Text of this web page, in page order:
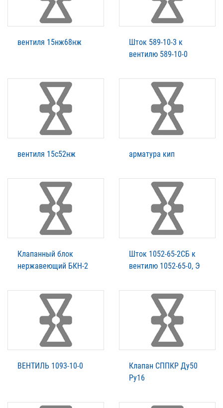
вентиля 15нж68нж
Шток 589-10-3 к
вентилю 589-10-0
вентиля 15с52нж арматура кип
Клапанный блок
нержавеющий БКН-2
Шток 1052-65-2СБ к
вентилю 1052-65-0, Э
ВЕНТИЛЬ 1093-10-0
Клапан СППКР Ду50
Ру16